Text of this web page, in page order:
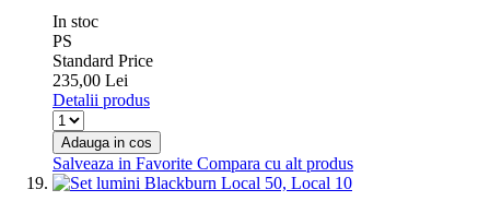
In stoc
PS
Standard Price
235,00 Lei
Detalii produs
Adauga in cos
Salveaza in Favorite Compara cu alt produs